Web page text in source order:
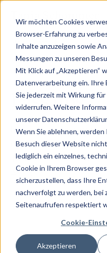
Wir möchten Cookies
Browser-Erfahrung zu
Inhalte anzuzeigen sowie
Messungen zu unseren
Mit Klick auf „Akzeptieren“
Datenverarbeitung ein. Ihre
Sie jederzeit mit Wirkung
widerrufen. Weitere
unserer
Wenn Sie ablehnen, werden
Besuch dieser Website
lediglich ein einzelnes,
Cookie in Ihrem Browser
sicherzustellen, dass Ihre
nachverfolgt zu werden, bei
Seitenaufrufen respektiert
Cookie-
Akzeptieren
HEBAMME ·
Start › Kontakt
SCHREIB MIR
Lass uns
Erzähl mir kurz, was
mich persönlich bei
Tag. Kein Callcenter,
Antwort.